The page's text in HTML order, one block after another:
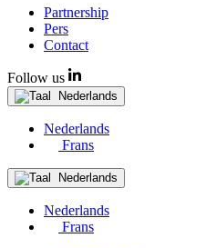
Partnership
Pers
Contact
Follow us
Nederlands
Nederlands
Frans
Nederlands
Nederlands
Frans